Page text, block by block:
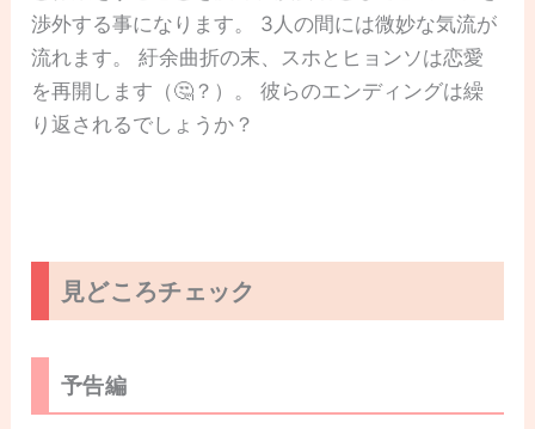
渉外する事になります。 3人の間には微妙な気流が
流れます。 紆余曲折の末、スホとヒョンソは恋愛
を再開します（🤔？）。 彼らのエンディングは繰
り返されるでしょうか？
見どころチェック
予告編